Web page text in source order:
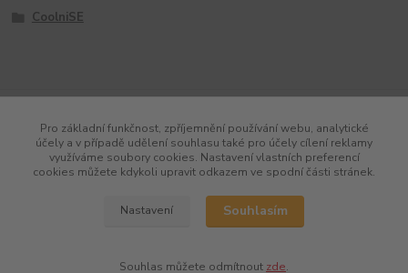
CoolniSE
Pro základní funkčnost, zpříjemnění používání webu, analytické
účely a v případě udělení souhlasu také pro účely cílení reklamy
využíváme soubory cookies. Nastavení vlastních preferencí
cookies můžete kdykoli upravit odkazem ve spodní části stránek.
Nastavení Souhlasím
Souhlas můžete odmítnout zde.